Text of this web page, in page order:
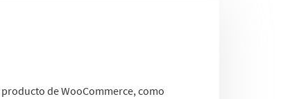
de WooCommerce, como